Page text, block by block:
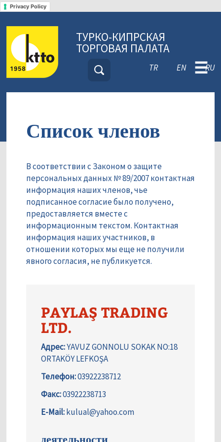
Privacy Policy
ТУРКО-КИПРСКАЯ
ТОРГОВАЯ ПАЛАТА
TR EN RU
☰
Список членов
В соответствии с Законом о защите
персональных данных № 89/2007 контактная
информация наших членов, чье
подписанное согласие было получено,
предоставляется вместе с
информационным текстом. Контактная
информация наших участников, в
отношении которых мы еще не получили
явного согласия, не публикуется.
PAYLAŞ TRADING
LTD.
Адрес:YAVUZ GONNOLU SOKAK NO:18
ORTAKÖY LEFKOŞA
Телефон:03922238712
Факс:03922238713
E-Mail:kulual@yahoo.com
деятельности